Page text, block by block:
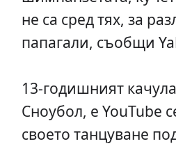
не са сред тях, за
папагали, съобщи
13-годишният
Сноубол, е YouTube
своето танцуване